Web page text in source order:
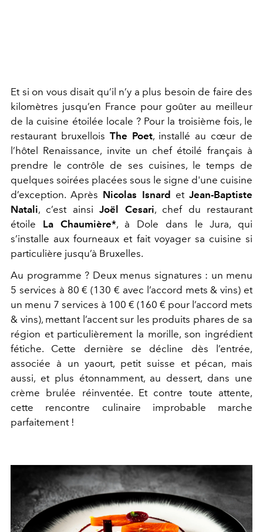
Et si on vous disait qu’il n’y a plus besoin de faire des
kilomètres jusqu’en France pour goûter au meilleur
de la cuisine étoilée locale ? Pour la troisième fois, le
restaurant bruxellois The Poet, installé au cœur de
l’hôtel Renaissance, invite un chef étoilé français à
prendre le contrôle de ses cuisines, le temps de
quelques soirées placées sous le signe d'une cuisine
d’exception. Après Nicolas Isnard etJean-Baptiste
Natali, c’est ainsiJoël Cesari, chef du restaurant
étoile La Chaumière*, à Dole dans le Jura, qui
s’installe aux fourneaux et fait voyager sa cuisine si
particulière jusqu’à Bruxelles.
Au programme ? Deux menus signatures : un menu
5 services à 80 € (130 € avec l’accord mets & vins) et
un menu 7 services à 100 € (160 € pour l’accord mets
& vins), mettant l’accent sur les produits phares de sa
région et particulièrement la morille, son ingrédient
fétiche. Cette dernière se décline dès l’entrée,
associée à un yaourt, petit suisse et pécan, mais
aussi, et plus étonnamment, au dessert, dans une
crème brulée réinventée. Et contre toute attente,
cette rencontre culinaire improbable marche
parfaitement !